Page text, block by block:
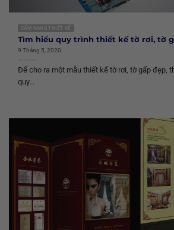
CẨM NANG THIẾT KẾ
Tìm hiểu quy trình thiết kế tờ rơi, tờ
9 Tháng 5, 2020
Để cho ra một mẫu thiết kế tờ rơi, tờ gấp đẹp,
quy...